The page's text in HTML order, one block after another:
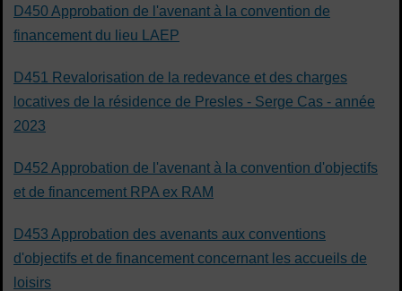
D450 Approbation de l'avenant à la convention de
financement du lieu LAEP
D451 Revalorisation de la redevance et des charges
locatives de la résidence de Presles - Serge Cas - année
2023
D452 Approbation de l'avenant à la convention d'objectifs
et de financement RPA ex RAM
D453 Approbation des avenants aux conventions
d'objectifs et de financement concernant les accueils de
loisirs